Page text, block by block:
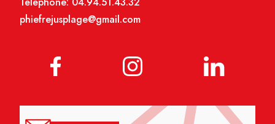
phiefrejusplage@gmail.com